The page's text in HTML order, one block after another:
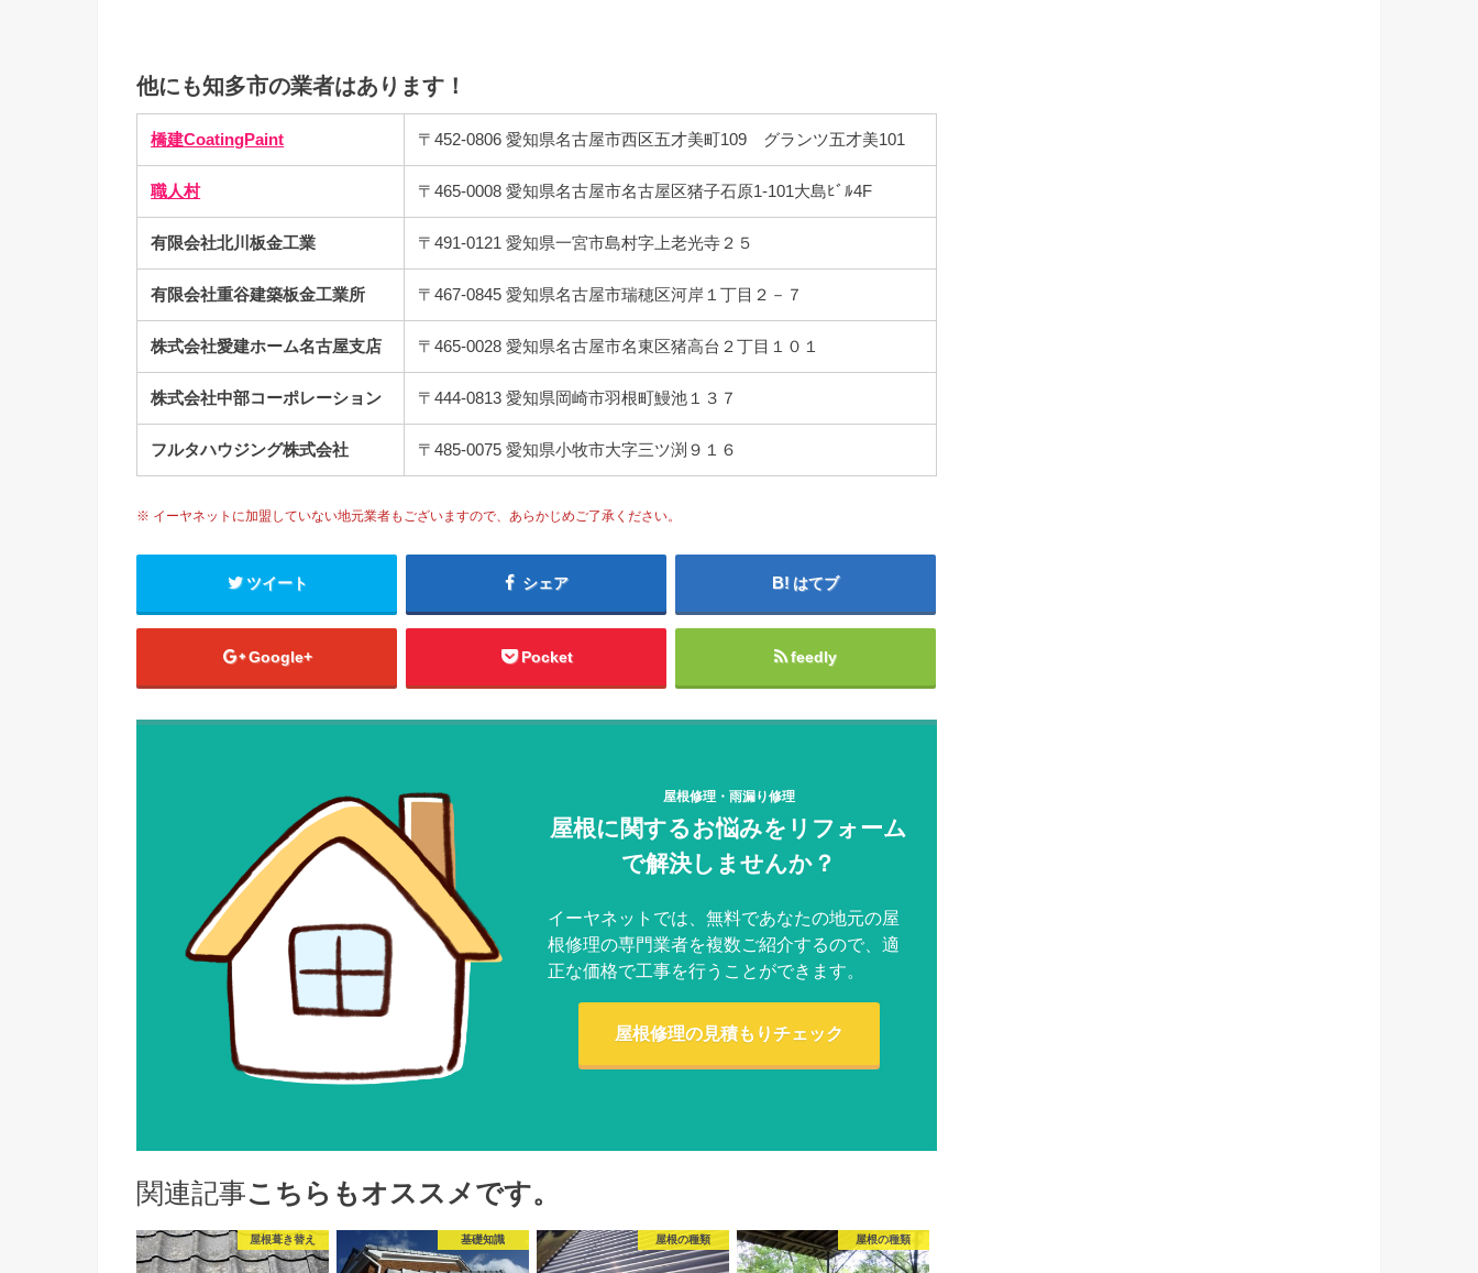
他にも知多市の業者はあります！
橋建CoatingPaint 〒452-0806 愛知県名古屋市西区五才美町109 グランツ五才美101
職人村 〒465-0008 愛知県名古屋市名古屋区猪子石原1-101大島ﾋﾞﾙ4F
有限会社北川板金工業 〒491-0121 愛知県一宮市島村字上老光寺２５
有限会社重谷建築板金工業所 〒467-0845 愛知県名古屋市瑞穂区河岸１丁目２－７
株式会社愛建ホーム名古屋支店 〒465-0028 愛知県名古屋市名東区猪高台２丁目１０１
株式会社中部コーポレーション 〒444-0813 愛知県岡崎市羽根町鰻池１３７
フルタハウジング株式会社 〒485-0075 愛知県小牧市大字三ツ渕９１６
※ イーヤネットに加盟していない地元業者もございますので、あらかじめご了承ください。
ツイート シェア はてブ
Google+ Pocket feedly
屋根修理・雨漏り修理
屋根に関するお悩みをリフォーム
で解決しませんか？
イーヤネットでは、無料であなたの地元の屋
根修理の専門業者を複数ご紹介するので、適
正な価格で工事を行うことができます。
屋根修理の見積もりチェック
関連記事こちらもオススメです。
屋根葺き替え 基礎知識 屋根の種類 屋根の種類